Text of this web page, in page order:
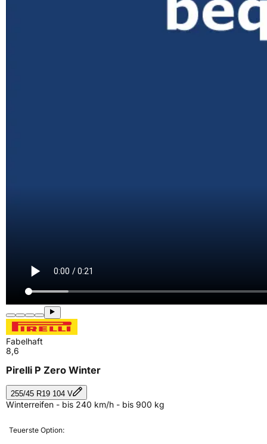
Fabelhaft
8,6
Pirelli P Zero Winter
255/45 R19 104 V
Winterreifen - bis 240 km/h - bis 900 kg
Teuerste Option: